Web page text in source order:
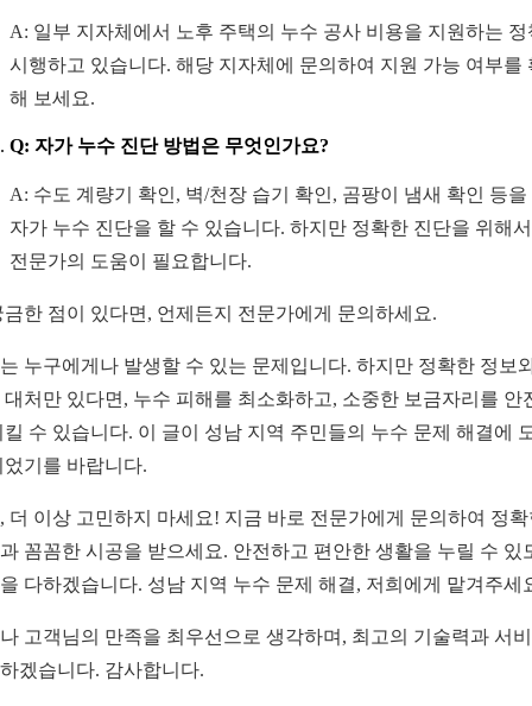
A: 일부 지자체에서 노후 주택의 누수 공사 비용을 지원하는 정
시행하고 있습니다. 해당 지자체에 문의하여 지원 가능 여부를
해 보세요.
Q: 자가 누수 진단 방법은 무엇인가요?
A: 수도 계량기 확인, 벽/천장 습기 확인, 곰팡이 냄새 확인 등을
자가 누수 진단을 할 수 있습니다. 하지만 정확한 진단을 위해
전문가의 도움이 필요합니다.
금한 점이 있다면, 언제든지 전문가에게 문의하세요.
누구에게나 발생할 수 있는 문제입니다. 하지만 정확한 정보
대처만 있다면, 누수 피해를 최소화하고, 소중한 보금자리를 안
킬 수 있습니다. 이 글이 성남 지역 주민들의 누수 문제 해결에
었기를 바랍니다.
더 이상 고민하지 마세요! 지금 바로 전문가에게 문의하여 정확
꼼꼼한 시공을 받으세요. 안전하고 편안한 생활을 누릴 수 있
다하겠습니다. 성남 지역 누수 문제 해결, 저희에게 맡겨주세
고객님의 만족을 최우선으로 생각하며, 최고의 기술력과 서
겠습니다. 감사합니다.